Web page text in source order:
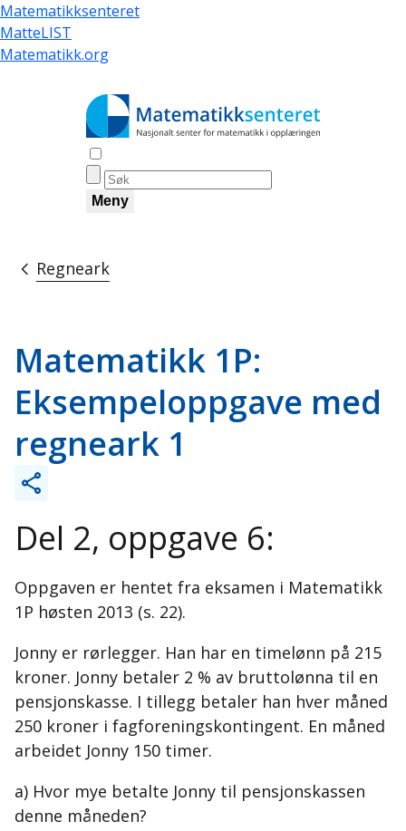
Hopp
til
hovedinnhold
Matematikksenteret
MatteLIST
Matematikk.org
Meny
Navigasjonssti
Regneark
Matematikk 1P:
Eksempeloppgave med
regneark 1
Del 2, oppgave 6:
Oppgaven er hentet fra eksamen i Matematikk
1P høsten 2013 (s. 22).
Jonny er rørlegger. Han har en timelønn på 215
kroner. Jonny betaler 2 % av bruttolønna til en
pensjonskasse. I tillegg betaler han hver måned
250 kroner i fagforeningskontingent. En måned
arbeidet Jonny 150 timer.
a) Hvor mye betalte Jonny til pensjonskassen
denne måneden?